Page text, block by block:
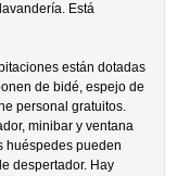
Está
están dotadas
de bidé, espejo de
personal gratuitos.
minibar y ventana
huéspedes pueden
despertador. Hay